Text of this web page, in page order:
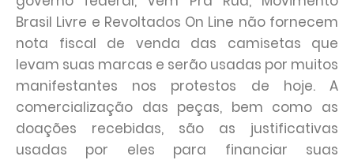
Brasil Livre e Revoltados On Line não fornecem
nota fiscal de venda das camisetas que
levam suas marcas e serão usadas por muitos
manifestantes nos protestos de hoje. A
comercialização das peças, bem como as
doações recebidas, são as justificativas
usadas por eles para financiar suas